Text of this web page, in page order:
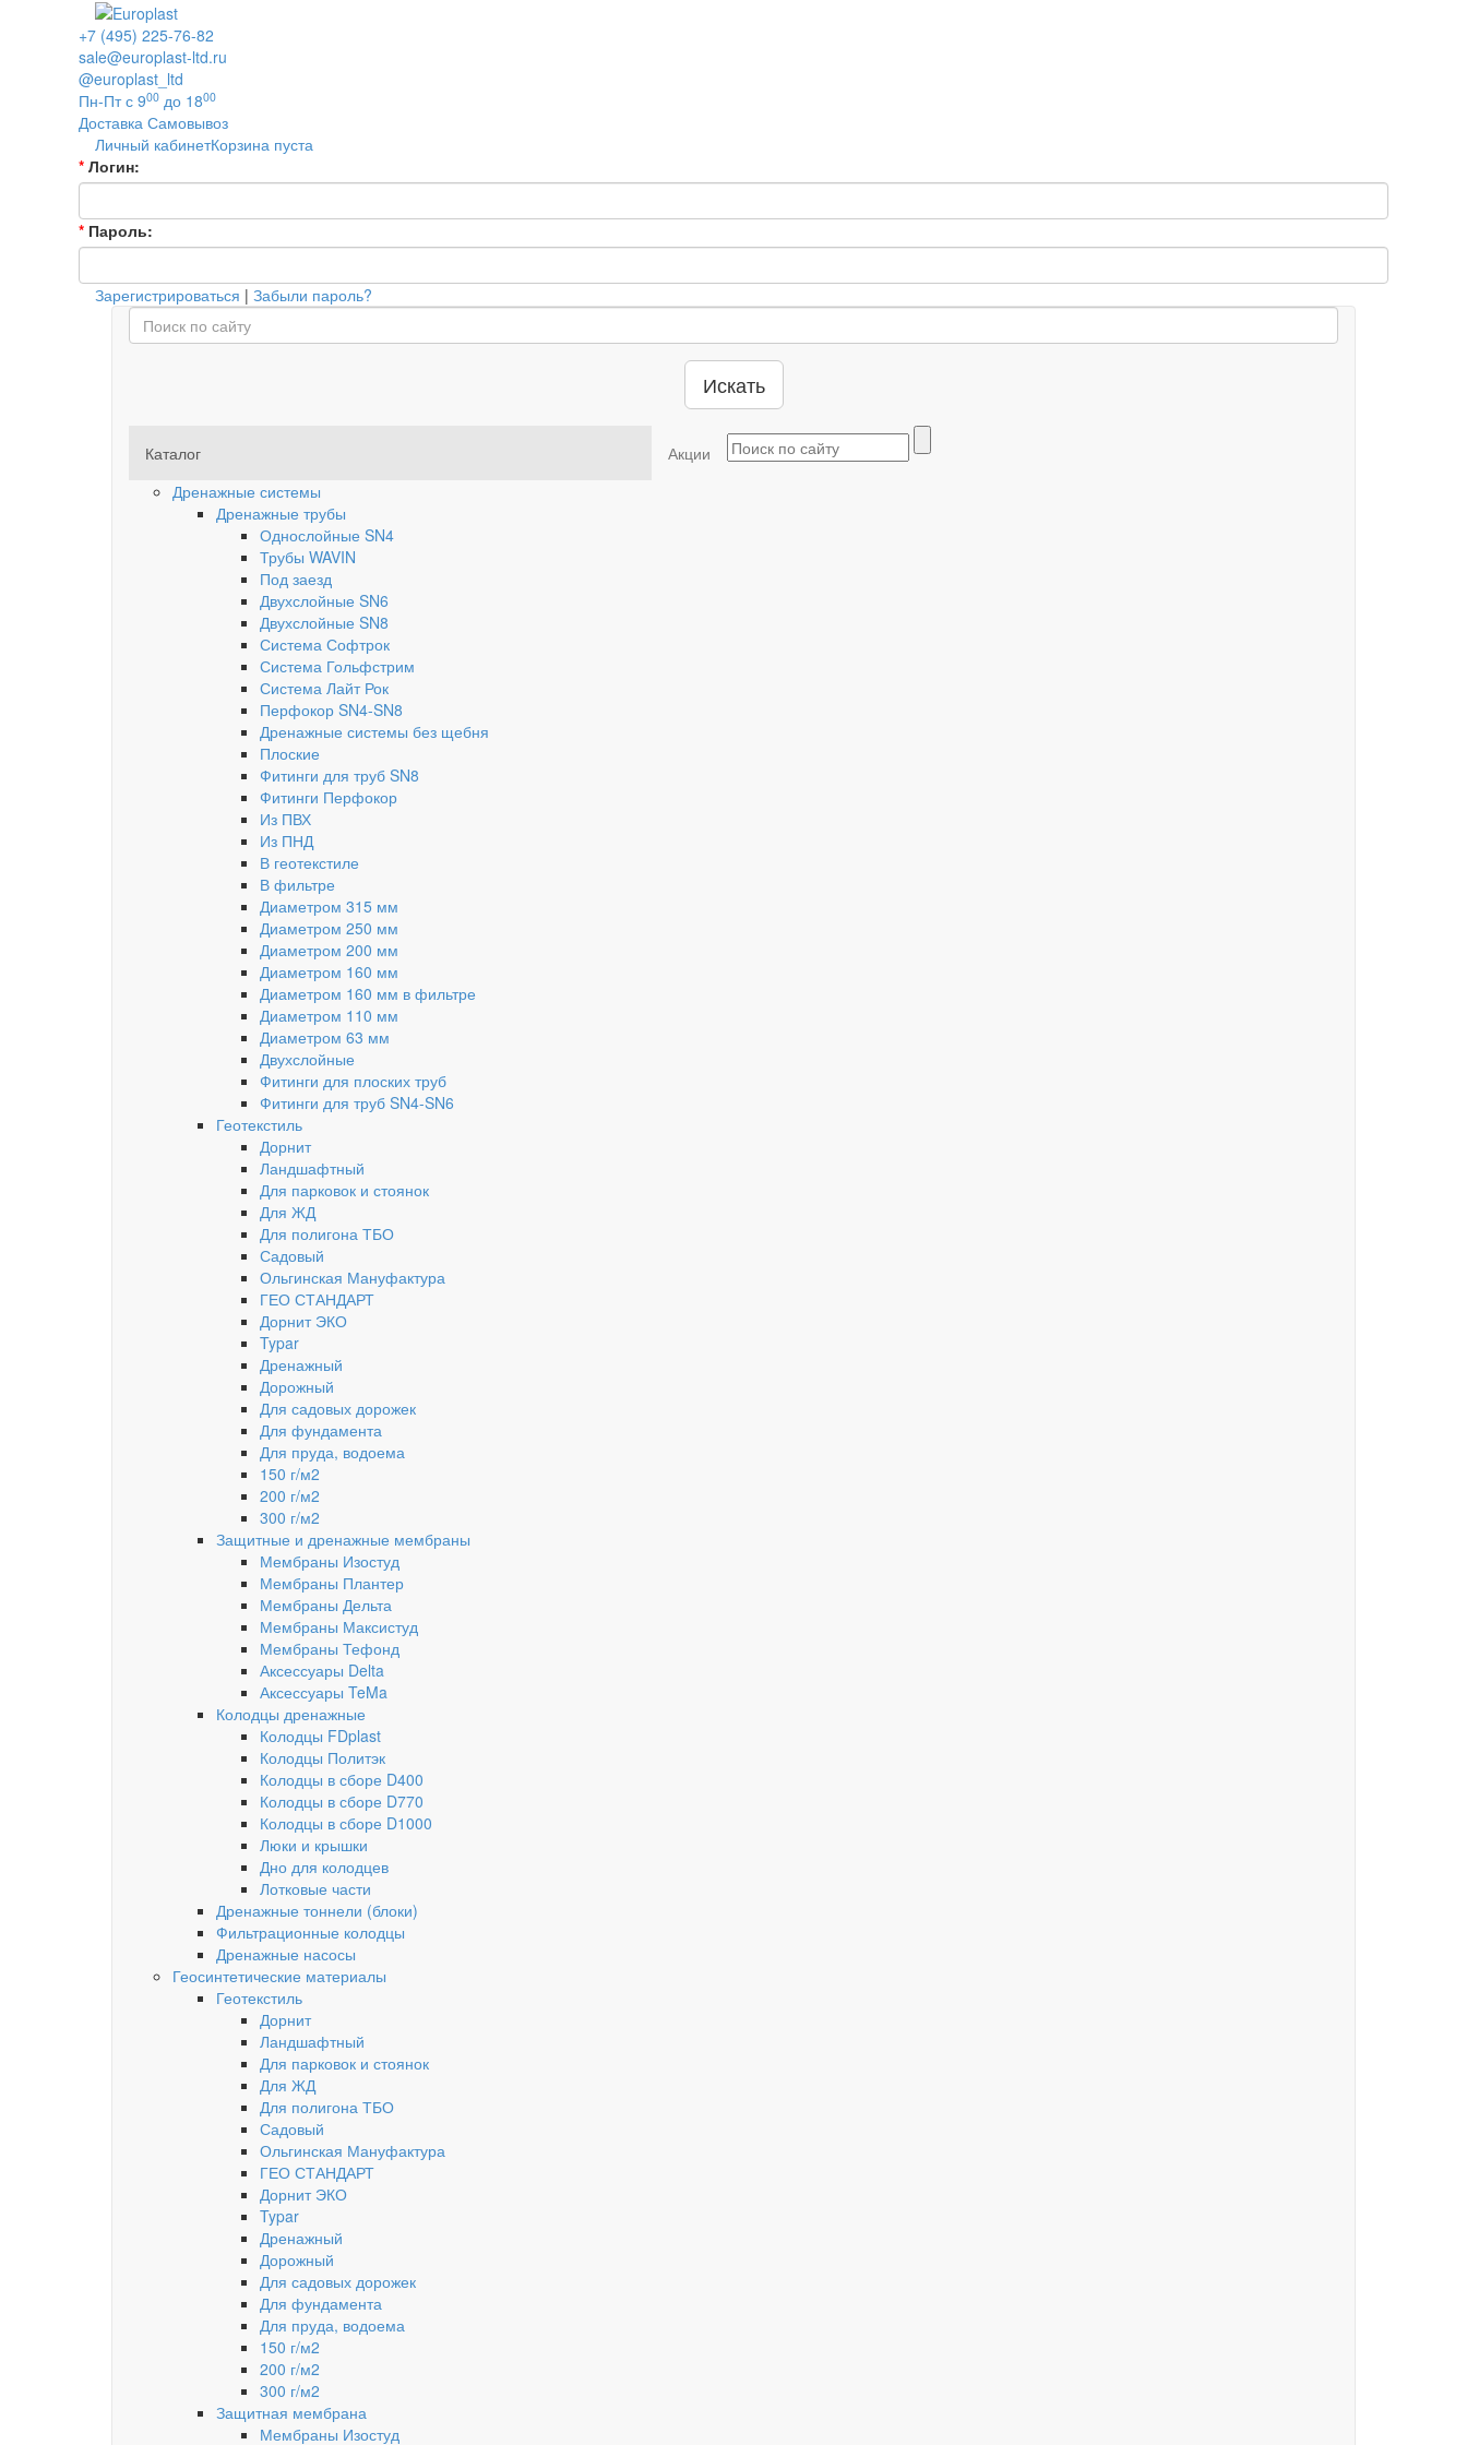
+7 (495) 225-76-82
sale@europlast-ltd.ru
@europlast_ltd
Пн-Пт с 900 до 1800
Доставка Самовывоз
Личный кабинетКорзина пуста
* Логин:
* Пароль:
Зарегистрироваться | Забыли пароль?
Искать
Каталог
Дренажные системы
Дренажные трубы
Однослойные SN4
Трубы WAVIN
Под заезд
Двухслойные SN6
Двухслойные SN8
Система Софтрок
Система Гольфстрим
Система Лайт Рок
Перфокор SN4-SN8
Дренажные системы без щебня
Плоские
Фитинги для труб SN8
Фитинги Перфокор
Из ПВХ
Из ПНД
В геотекстиле
В фильтре
Диаметром 315 мм
Диаметром 250 мм
Диаметром 200 мм
Диаметром 160 мм
Диаметром 160 мм в фильтре
Диаметром 110 мм
Диаметром 63 мм
Двухслойные
Фитинги для плоских труб
Фитинги для труб SN4-SN6
Геотекстиль
Дорнит
Ландшафтный
Для парковок и стоянок
Для ЖД
Для полигона ТБО
Садовый
Ольгинская Мануфактура
ГЕО СТАНДАРТ
Дорнит ЭКО
Typar
Дренажный
Дорожный
Для садовых дорожек
Для фундамента
Для пруда, водоема
150 г/м2
200 г/м2
300 г/м2
Защитные и дренажные мембраны
Мембраны Изостуд
Мембраны Плантер
Мембраны Дельта
Мембраны Максистуд
Мембраны Тефонд
Аксессуары Delta
Аксессуары TeMa
Колодцы дренажные
Колодцы FDplast
Колодцы Политэк
Колодцы в сборе D400
Колодцы в сборе D770
Колодцы в сборе D1000
Люки и крышки
Дно для колодцев
Лотковые части
Дренажные тоннели (блоки)
Фильтрационные колодцы
Дренажные насосы
Геосинтетические материалы
Геотекстиль
Дорнит
Ландшафтный
Для парковок и стоянок
Для ЖД
Для полигона ТБО
Садовый
Ольгинская Мануфактура
ГЕО СТАНДАРТ
Дорнит ЭКО
Typar
Дренажный
Дорожный
Для садовых дорожек
Для фундамента
Для пруда, водоема
150 г/м2
200 г/м2
300 г/м2
Защитная мембрана
Мембраны Изостуд
Акции